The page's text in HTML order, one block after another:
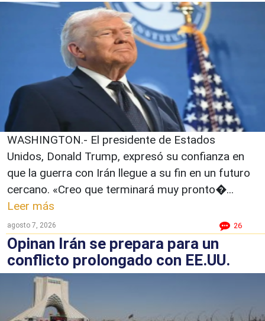
WASHINGTON.- El presidente de Estados
Unidos, Donald Trump, expresó su confianza en
que la guerra con Irán llegue a su fin en un futuro
cercano. «Creo que terminará muy pronto�...
Leer más
agosto 7, 2026 26
Opinan Irán se prepara para un
conflicto prolongado con EE.UU.